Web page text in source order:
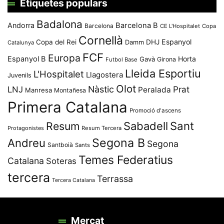
Etiquetes populars
Andorra Badalona Barcelona Barcelona B CE L'Hospitalet Copa
Catalunya Copa del Rei Cornellà Damm DHJ Espanyol
Espanyol B Europa FCF Futbol Base Gavà Girona Horta
Juvenils L'Hospitalet Llagostera Lleida Esportiu
LNJ Manresa Montañesa Nàstic Olot Peralada Prat
Primera Catalana Promoció d'ascens
Protagonistes Resum Resum Tercera Sabadell Sant
Andreu Santboià Sants Segona B Segona
Catalana Soteras Temes Federatius
tercera Tercera Catalana Terrassa
Mercat